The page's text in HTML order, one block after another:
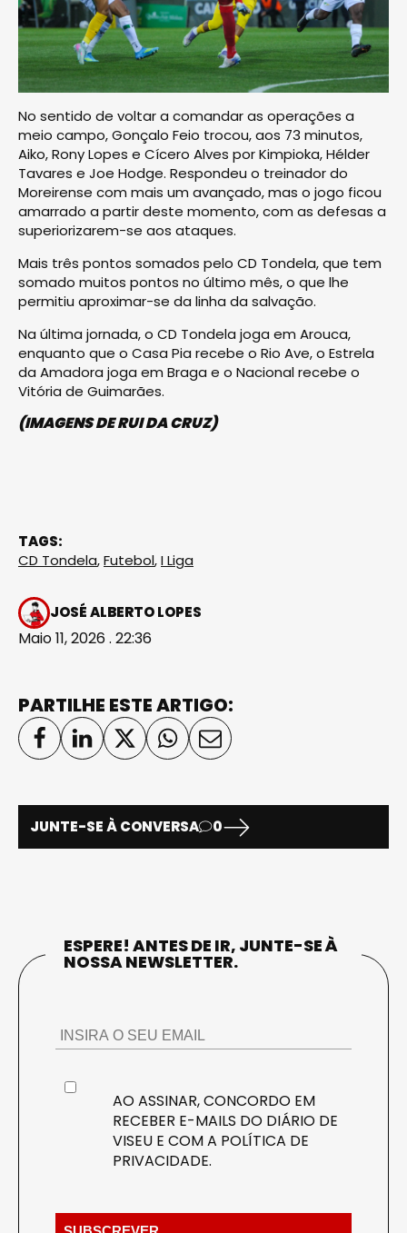
No sentido de voltar a comandar as operações a
meio campo, Gonçalo Feio trocou, aos 73 minutos,
Aiko, Rony Lopes e Cícero Alves por Kimpioka, Hélder
Tavares e Joe Hodge. Respondeu o treinador do
Moreirense com mais um avançado, mas o jogo ficou
amarrado a partir deste momento, com as defesas a
superiorizarem-se aos ataques.
Mais três pontos somados pelo CD Tondela, que tem
somado muitos pontos no último mês, o que lhe
permitiu aproximar-se da linha da salvação.
Na última jornada, o CD Tondela joga em Arouca,
enquanto que o Casa Pia recebe o Rio Ave, o Estrela
da Amadora joga em Braga e o Nacional recebe o
Vitória de Guimarães.
(IMAGENS DE RUI DA CRUZ)
TAGS:
CD Tondela,Futebol,I Liga
JOSÉ ALBERTO LOPES
Maio 11, 2026 . 22:36
PARTILHE ESTE ARTIGO:
JUNTE-SE À CONVERSA 0
ESPERE! ANTES DE IR, JUNTE-SE À
NOSSA NEWSLETTER.
AO ASSINAR, CONCORDO EM
RECEBER E-MAILS DO DIÁRIO DE
VISEU E COM A POLÍTICA DE
PRIVACIDADE.